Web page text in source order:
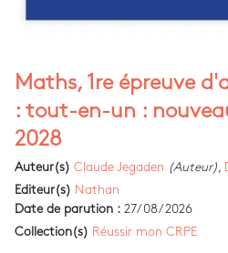
Maths, 1re épreuve
: tout-en-un :
2028
Auteur(s) Claude Jegaden (Auteur)
Editeur(s) Nathan
Date de parution : 27/08/2026
Collection(s) Réussir mon CRPE